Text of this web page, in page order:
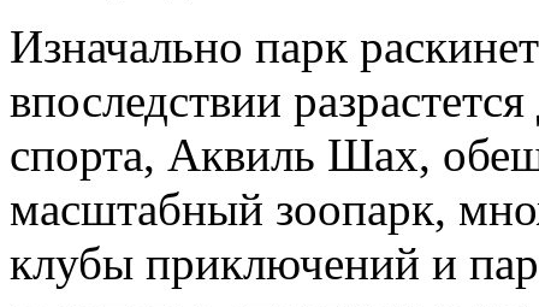
Изначально парк
впоследствии
спорта, Аквиль Шах,
масштабный зоопарк,
клубы приключений и